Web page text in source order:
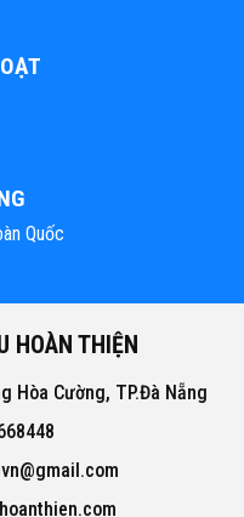
Quốc
HOÀN THIỆN
Hòa Cường, TP.Đà Nẵng